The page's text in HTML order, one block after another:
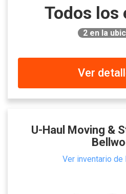
Todos los
2en la
Ver
U-Haul Moving &
Ver inventario de